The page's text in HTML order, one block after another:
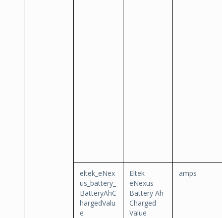
eltek_eNex
us_battery_
BatteryAhC
hargedValu
e
Eltek
eNexus
Battery Ah
Charged
Value
amps